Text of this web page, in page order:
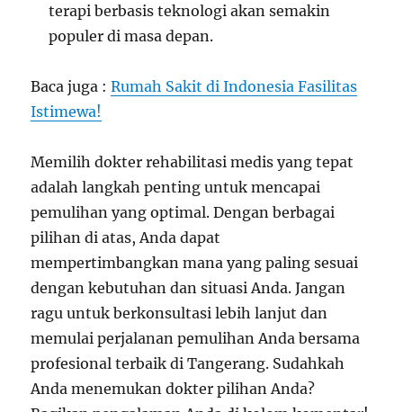
terapi berbasis teknologi akan semakin
populer di masa depan.
Baca juga :Rumah Sakit di Indonesia Fasilitas
Istimewa!
Memilih dokter rehabilitasi medis yang tepat
adalah langkah penting untuk mencapai
pemulihan yang optimal. Dengan berbagai
pilihan di atas, Anda dapat
mempertimbangkan mana yang paling sesuai
dengan kebutuhan dan situasi Anda. Jangan
ragu untuk berkonsultasi lebih lanjut dan
memulai perjalanan pemulihan Anda bersama
profesional terbaik di Tangerang. Sudahkah
Anda menemukan dokter pilihan Anda?